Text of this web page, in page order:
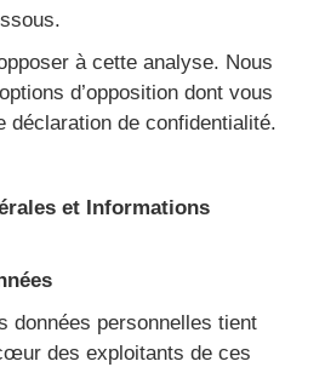
à cette analyse. Nous
d’opposition dont vous
déclaration de confidentialité.
et Informations
données personnelles tient
des exploitants de ces